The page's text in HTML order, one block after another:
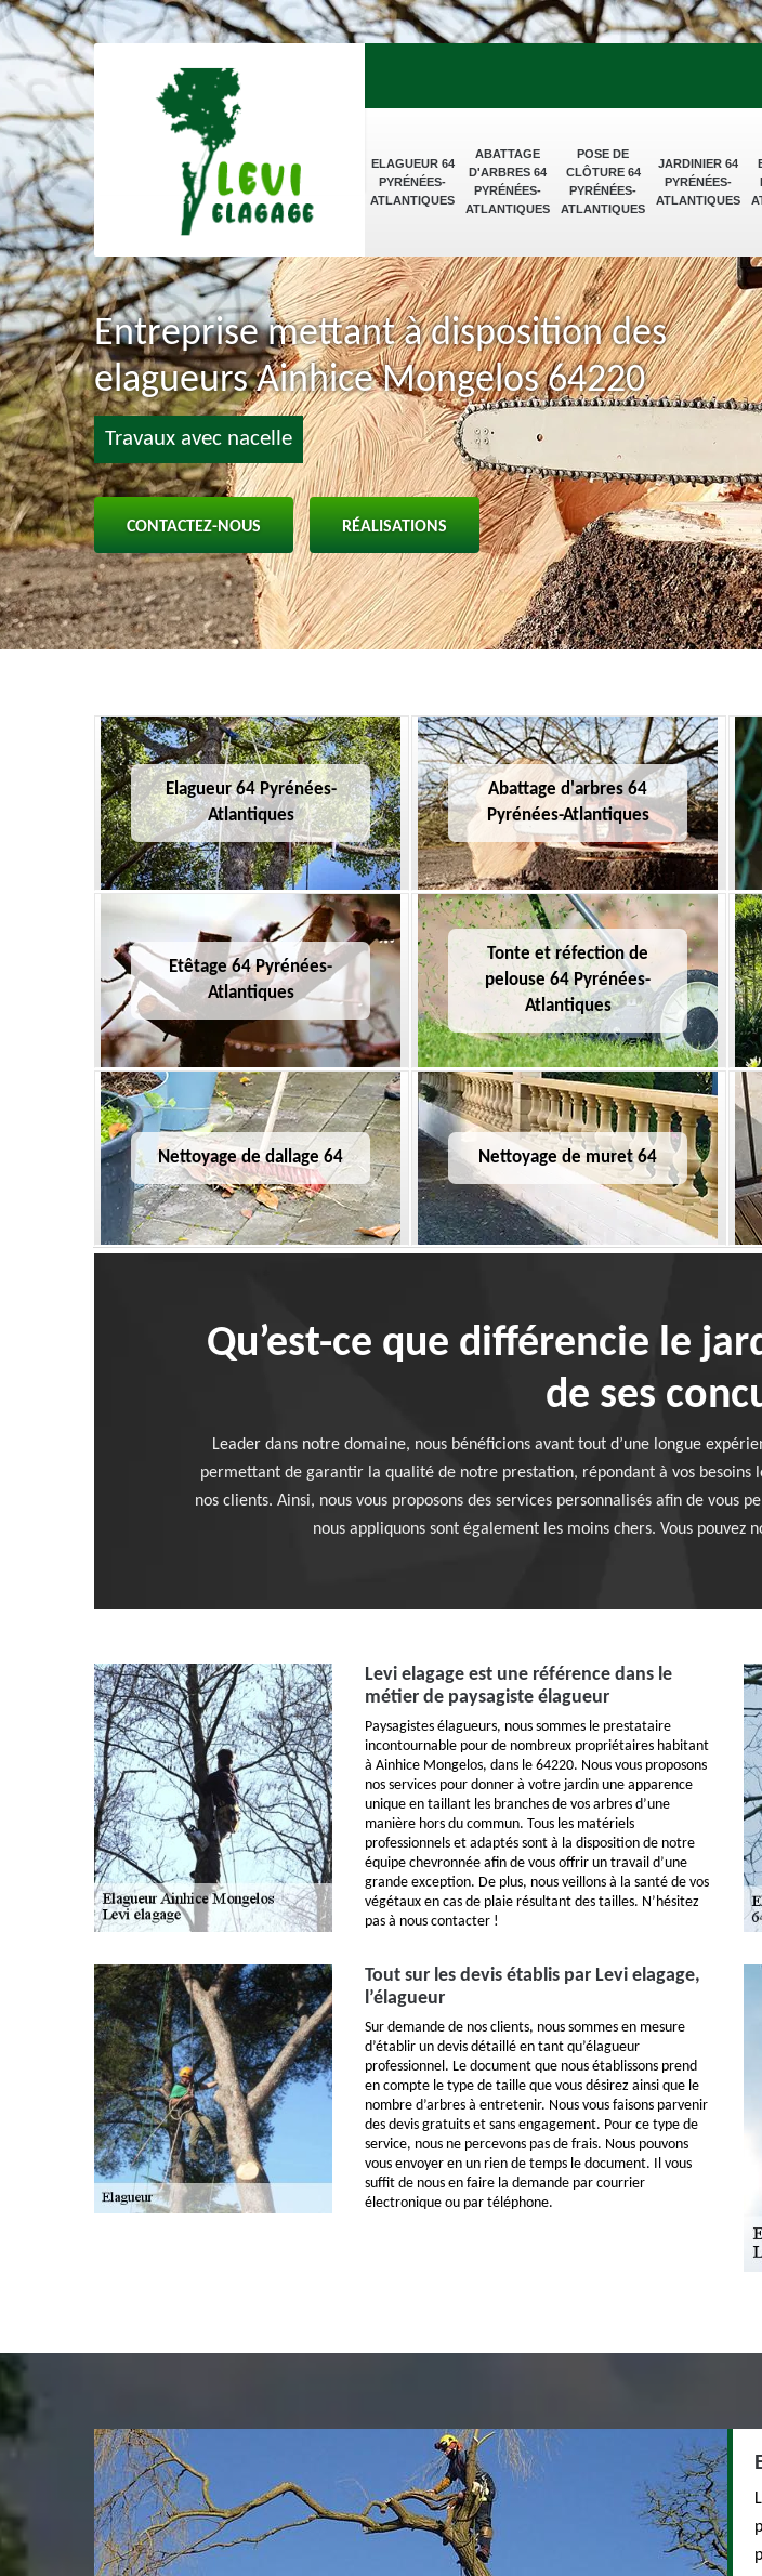
ELAGUEUR 64
PYRÉNÉES-
ATLANTIQUES
ABATTAGE
D'ARBRES 64
PYRÉNÉES-
ATLANTIQUES
POSE DE
CLÔTURE 64
PYRÉNÉES-
ATLANTIQUES
JARDINIER 64
PYRÉNÉES-
ATLANTIQUES
Entreprise mettant à disposition des
elagueurs Ainhice Mongelos 64220
Travaux avec nacelle
CONTACTEZ-NOUS RÉALISATIONS
Elagueur 64 Pyrénées-
Atlantiques
Abattage d'arbres 64
Pyrénées-Atlantiques
Etêtage 64 Pyrénées-
Atlantiques
Tonte et réfection de
pelouse 64 Pyrénées-
Atlantiques
Nettoyage de dallage 64 Nettoyage de muret 64
Qu’est-ce que différencie le
de ses
Leader dans notre domaine, nous bénéficions avant tout d’une longue
permettant de garantir la qualité de notre prestation, répondant à vos besoins
nos clients. Ainsi, nous vous proposons des services personnalisés afin de
nous appliquons sont également les moins chers. Vous pouvez
Levi elagage est une référence dans le
métier de paysagiste élagueur
Paysagistes élagueurs, nous sommes le prestataire
incontournable pour de nombreux propriétaires habitant
à Ainhice Mongelos, dans le 64220. Nous vous proposons
nos services pour donner à votre jardin une apparence
unique en taillant les branches de vos arbres d’une
manière hors du commun. Tous les matériels
professionnels et adaptés sont à la disposition de notre
équipe chevronnée afin de vous offrir un travail d’une
grande exception. De plus, nous veillons à la santé de vos
végétaux en cas de plaie résultant des tailles. N’hésitez
pas à nous contacter !
Tout sur les devis établis par Levi elagage,
l’élagueur
Sur demande de nos clients, nous sommes en mesure
d’établir un devis détaillé en tant qu’élagueur
professionnel. Le document que nous établissons prend
en compte le type de taille que vous désirez ainsi que le
nombre d’arbres à entretenir. Nous vous faisons parvenir
des devis gratuits et sans engagement. Pour ce type de
service, nous ne percevons pas de frais. Nous pouvons
vous envoyer en un rien de temps le document. Il vous
suffit de nous en faire la demande par courrier
électronique ou par téléphone.